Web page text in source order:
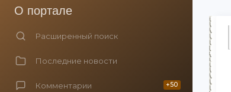
О портале
Расширенный поиск
Последние новости
Комментарии +50